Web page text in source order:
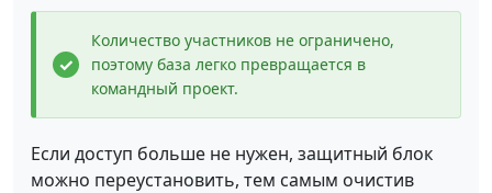
Количество участников не ограничено,
поэтому база легко превращается в
командный проект.
Если доступ больше не нужен, защитный блок
можно переустановить, тем самым очистив